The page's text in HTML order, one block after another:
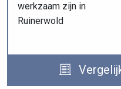
werkzaam zijn in
Ruinerwold